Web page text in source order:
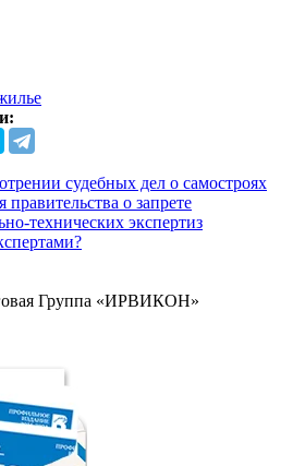
судебных дел о самостроях
о запрете
технических экспертиз
Группа «ИРВИКОН»